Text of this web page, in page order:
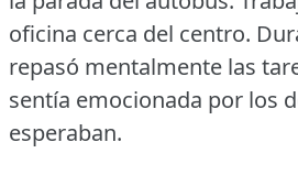
oficina cerca del centro.
repasó mentalmente las
sentía emocionada por los
esperaban.